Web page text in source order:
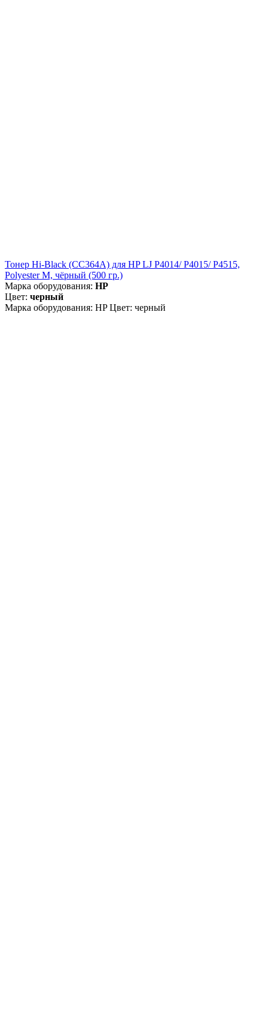
Тонер Hi-Black (CC364A) для HP LJ P4014/ P4015/ P4515,
Polyester M, чёрный (500 гр.)
Марка оборудования: HP
Цвет: черный
Марка оборудования: HP Цвет: черный